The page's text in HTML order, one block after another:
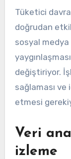
Tüketici
doğrudan
sosyal medya
değiştiriyor.
sağlaması
etmesi
Veri
izleme